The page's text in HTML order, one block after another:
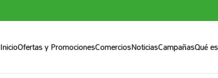
InicioOfertas y PromocionesComerciosNoticiasCampañasQué